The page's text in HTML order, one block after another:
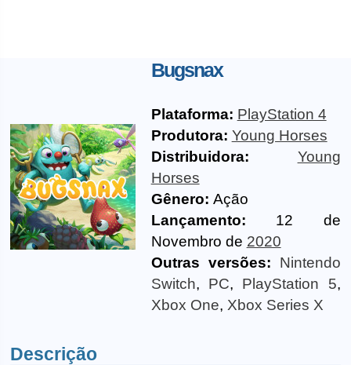
Bugsnax
Plataforma: PlayStation 4
Produtora: Young Horses
Distribuidora:
Young
Horses
Gênero: Ação
Lançamento: 12 de
Novembro de 2020
Outras versões:
Nintendo
Switch, PC, PlayStation 5,
Xbox One, Xbox Series X
Descrição